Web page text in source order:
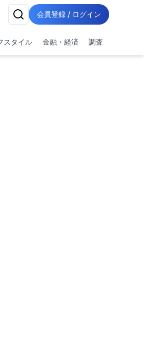
会員登録 / ログイン
スタイル 金融・経済 調査